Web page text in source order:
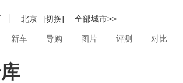
北京 [切换] 全部城市>>
新车 导购 图片 评测 对比
奥迪Q5L Sportback(0)
奥迪Q6L e-tron